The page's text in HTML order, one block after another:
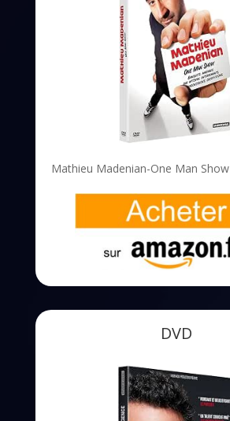
Mathieu Madenian-One Man Show
DVD